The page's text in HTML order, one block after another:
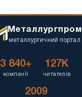
Металлургпром
металлургичний портал
3 840+
компанії
127K
читателів
2009